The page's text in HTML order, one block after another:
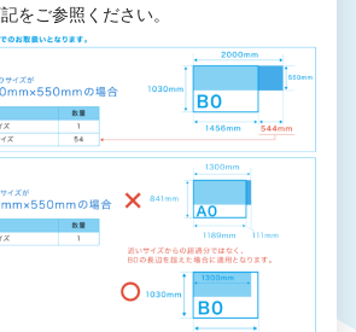
をご参照ください。